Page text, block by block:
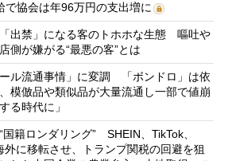
協会は年96万円の支出増に
出禁」になる客のトホホな生態 嘔吐や
側が嫌がる“最悪の客”とは
ル流通事情」に変調 「ボンドロ」は依
模倣品や類似品が大量流通し一部で値崩
る時代に」
籍ロンダリング” SHEIN、TikTok、
に移転させ、トランプ関税の回避を狙